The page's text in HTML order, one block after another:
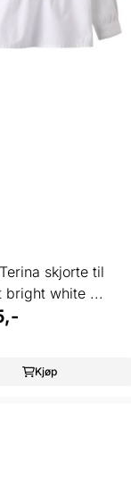
skjorte til
bright white ...
Kjøp